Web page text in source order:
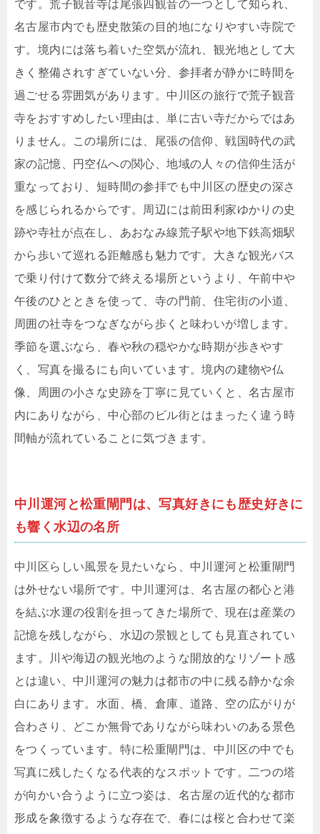
です。荒子観音寺は尾張四観音の一つとして知られ、
名古屋市内でも歴史散策の目的地になりやすい寺院で
す。境内には落ち着いた空気が流れ、観光地として大
きく整備されすぎていない分、参拝者が静かに時間を
過ごせる雰囲気があります。中川区の旅行で荒子観音
寺をおすすめしたい理由は、単に古い寺だからではあ
りません。この場所には、尾張の信仰、戦国時代の武
家の記憶、円空仏への関心、地域の人々の信仰生活が
重なっており、短時間の参拝でも中川区の歴史の深さ
を感じられるからです。周辺には前田利家ゆかりの史
跡や寺社が点在し、あおなみ線荒子駅や地下鉄高畑駅
から歩いて巡れる距離感も魅力です。大きな観光バス
で乗り付けて数分で終える場所というより、午前中や
午後のひとときを使って、寺の門前、住宅街の小道、
周囲の社寺をつなぎながら歩くと味わいが増します。
季節を選ぶなら、春や秋の穏やかな時期が歩きやす
く、写真を撮るにも向いています。境内の建物や仏
像、周囲の小さな史跡を丁寧に見ていくと、名古屋市
内にありながら、中心部のビル街とはまったく違う時
間軸が流れていることに気づきます。
中川運河と松重閘門は、写真好きにも歴史好きに
も響く水辺の名所
中川区らしい風景を見たいなら、中川運河と松重閘門
は外せない場所です。中川運河は、名古屋の都心と港
を結ぶ水運の役割を担ってきた場所で、現在は産業の
記憶を残しながら、水辺の景観としても見直されてい
ます。川や海辺の観光地のような開放的なリゾート感
とは違い、中川運河の魅力は都市の中に残る静かな余
白にあります。水面、橋、倉庫、道路、空の広がりが
合わさり、どこか無骨でありながら味わいのある景色
をつくっています。特に松重閘門は、中川区の中でも
写真に残したくなる代表的なスポットです。二つの塔
が向かい合うように立つ姿は、名古屋の近代的な都市
形成を象徴するような存在で、春には桜と合わせて楽